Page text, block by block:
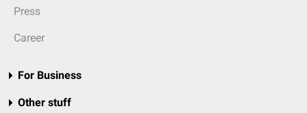
Press
Career
For Business
Other stuff